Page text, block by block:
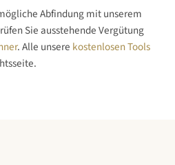
Abfindung mit unserem
Sie ausstehende Vergütung
. Alle unsere kostenlosen Tools